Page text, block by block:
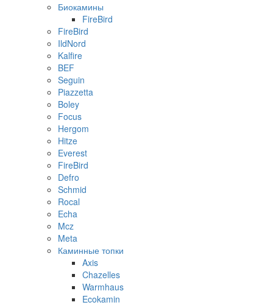
Биокамины
FireBird
FireBird
IldNord
Kalfire
BEF
Seguin
Piazzetta
Boley
Focus
Hergom
Hitze
Everest
FireBird
Defro
Schmid
Rocal
Echa
Mcz
Meta
Каминные топки
Axis
Chazelles
Warmhaus
Ecokamin